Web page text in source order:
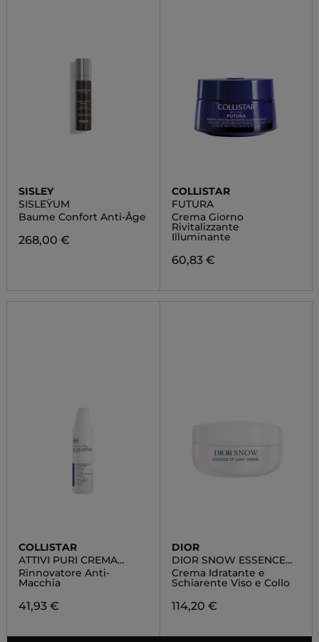
SISLEY
SISLEŸUM
Baume Confort Anti-Âge
268,00 €
COLLISTAR
FUTURA
Crema Giorno
Rivitalizzante
Illuminante
60,83 €
COLLISTAR
ATTIVI PURI CREMA
RETINOLO + FLORETINA
Rinnovatore Anti-
Macchia
41,93 €
DIOR
DIOR SNOW ESSENCE
OF LIGHT CREME
Crema Idratante e
Schiarente Viso e Collo
114,20 €